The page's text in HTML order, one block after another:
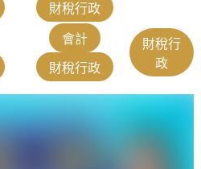
財稅行政
會計
財稅行政
財稅行
政